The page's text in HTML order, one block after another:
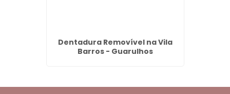
Dentadura Removível na Vila
Barros - Guarulhos